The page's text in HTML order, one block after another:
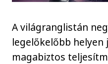
A világranglistán
legelőkelőbb
magabiztos